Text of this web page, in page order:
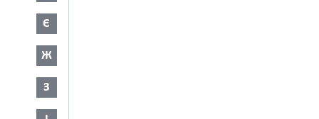
Є
Ж
З